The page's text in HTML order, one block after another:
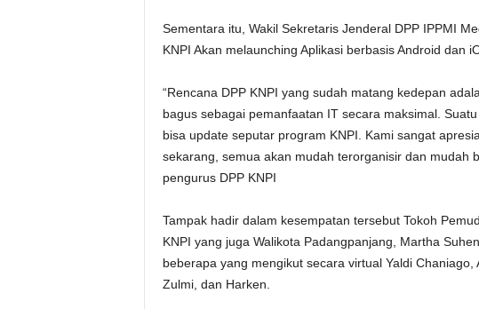
Sementara itu, Wakil Sekretaris Jenderal DPP IPPMI
KNPI Akan melaunching Aplikasi berbasis Android dan
“Rencana DPP KNPI yang sudah matang kedepan
bagus sebagai pemanfaatan IT secara maksimal.
bisa update seputar program KNPI. Kami sangat
sekarang, semua akan mudah terorganisir dan mudah
pengurus DPP KNPI
Tampak hadir dalam kesempatan tersebut Tokoh
KNPI yang juga Walikota Padangpanjang, Martha
beberapa yang mengikut secara virtual Yaldi
Zulmi, dan Harken.